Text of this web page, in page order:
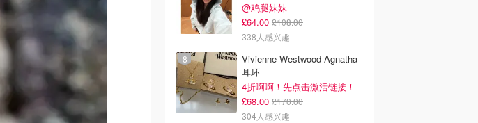
@鸡腿妹妹
£64.00 £108.00
338人感兴趣
Vivienne Westwood Agnatha
耳环
4折啊啊！先点击激活链接！
£68.00 £170.00
304人感兴趣